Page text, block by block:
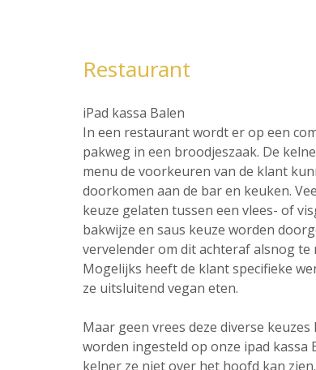
Restaurant
iPad kassa Balen
In een restaurant wordt er op een
pakweg in een broodjeszaak. De
menu de voorkeuren van de klant
doorkomen aan de bar en keuken.
keuze gelaten tussen een vlees- of
bakwijze en saus keuze worden
vervelender om dit achteraf alsnog
Mogelijks heeft de klant specifieke
ze uitsluitend vegan eten.
Maar geen vrees deze diverse
worden ingesteld op onze ipad kassa
kelner ze niet over het hoofd kan